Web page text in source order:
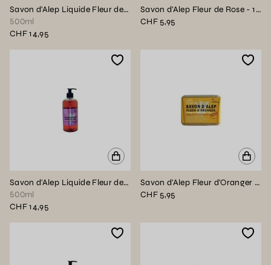
Savon d'Alep Liquide Fleur de Jasmin - 500ml
500ml
CHF 14,95
Savon d'Alep Fleur de Rose - 100g
CHF 5,95
Savon d'Alep Liquide Fleur de Rose - 500ml
500ml
CHF 14,95
Savon d'Alep Fleur d'Oranger - 100g
CHF 5,95